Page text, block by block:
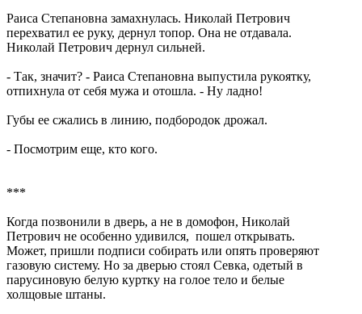
Раиса Степановна замахнулась. Николай Петрович
перехватил ее руку, дернул топор. Она не отдавала.
Николай Петрович дернул сильней.
- Так, значит? - Раиса Степановна выпустила рукоятку,
отпихнула от себя мужа и отошла. - Ну ладно!
Губы ее сжались в линию, подбородок дрожал.
- Посмотрим еще, кто кого.
***
Когда позвонили в дверь, а не в домофон, Николай
Петрович не особенно удивился, пошел открывать.
Может, пришли подписи собирать или опять проверяют
газовую систему. Но за дверью стоял Севка, одетый в
парусиновую белую куртку на голое тело и белые
холщовые штаны.